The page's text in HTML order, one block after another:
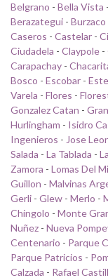
Belgrano - Bella Vista -
Berazategui - Burzaco
Caseros - Castelar -
Ciudadela - Claypole -
Carapachay -
Bosco - Escobar -
Varela - Flores -
Gonzalez Catan -
Hurlingham - Isidro
Ingenieros - Jose
Salada - La Tablada -
Zamora - Lomas Del
Guillon - Malvinas
Gerli - Glew - Merlo -
Chingolo - Monte
Nuñez - Nueva
Centenario - Parque
Parque Patricios -
Calzada - Rafael